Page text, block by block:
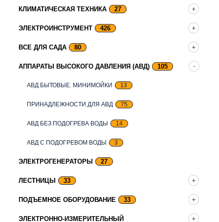
КЛИМАТИЧЕСКАЯ ТЕХНИКА 27
ЭЛЕКТРОИНСТРУМЕНТ 426
ВСЕ ДЛЯ САДА 80
АППАРАТЫ ВЫСОКОГО ДАВЛЕНИЯ (АВД) 105
АВД БЫТОВЫЕ. МИНИМОЙКИ 13
ПРИНАДЛЕЖНОСТИ ДЛЯ АВД 75
АВД БЕЗ ПОДОГРЕВА ВОДЫ 14
АВД С ПОДОГРЕВОМ ВОДЫ 3
ЭЛЕКТРОГЕНЕРАТОРЫ 27
ЛЕСТНИЦЫ 33
ПОДЪЕМНОЕ ОБОРУДОВАНИЕ 33
ЭЛЕКТРОННО-ИЗМЕРИТЕЛЬНЫЙ